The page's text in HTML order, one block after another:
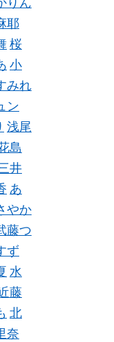
りん
耶
桜
小
みれ
ン
浅尾
島
井
あ
やか
藤つ
ず
水
藤
北
奈